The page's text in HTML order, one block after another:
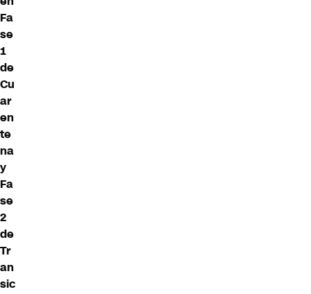
Fa
se
1
de
Cu
ar
en
te
na
y
Fa
se
2
de
Tr
an
sic